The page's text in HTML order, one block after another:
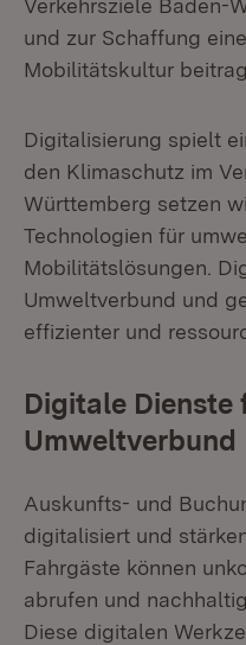
Verkehrsziele Baden-
und zur Schaffung
Mobilitätskultur
Digitalisierung spielt
den Klimaschutz im
Württemberg setzen
Technologien für
Mobilitätslösungen.
Umweltverbund und
effizienter und
Digitale Dienste
Umweltverbund
Auskunfts- und
digitalisiert und
Fahrgäste können
abrufen und
Diese digitalen